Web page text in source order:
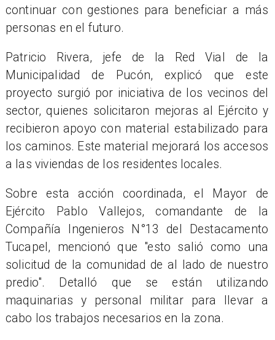
continuar con gestiones para beneficiar a más
personas en el futuro.
Patricio Rivera, jefe de la Red Vial de la
Municipalidad de Pucón, explicó que este
proyecto surgió por iniciativa de los vecinos del
sector, quienes solicitaron mejoras al Ejército y
recibieron apoyo con material estabilizado para
los caminos. Este material mejorará los accesos
a las viviendas de los residentes locales.
Sobre esta acción coordinada, el Mayor de
Ejército Pablo Vallejos, comandante de la
Compañía Ingenieros N°13 del Destacamento
Tucapel, mencionó que "esto salió como una
solicitud de la comunidad de al lado de nuestro
predio". Detalló que se están utilizando
maquinarias y personal militar para llevar a
cabo los trabajos necesarios en la zona.